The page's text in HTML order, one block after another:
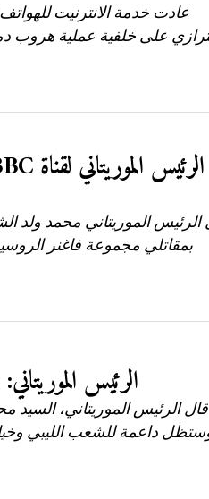
عادت خدمة الانترنيت
على خلفية عملية هروب
الرئيس الموريتاني محمد ولد
بمقاتلي مجموعة فاغنر
الرئيس
قال الرئيس الموريتاني، السيد
داعمة للشعب الليبي